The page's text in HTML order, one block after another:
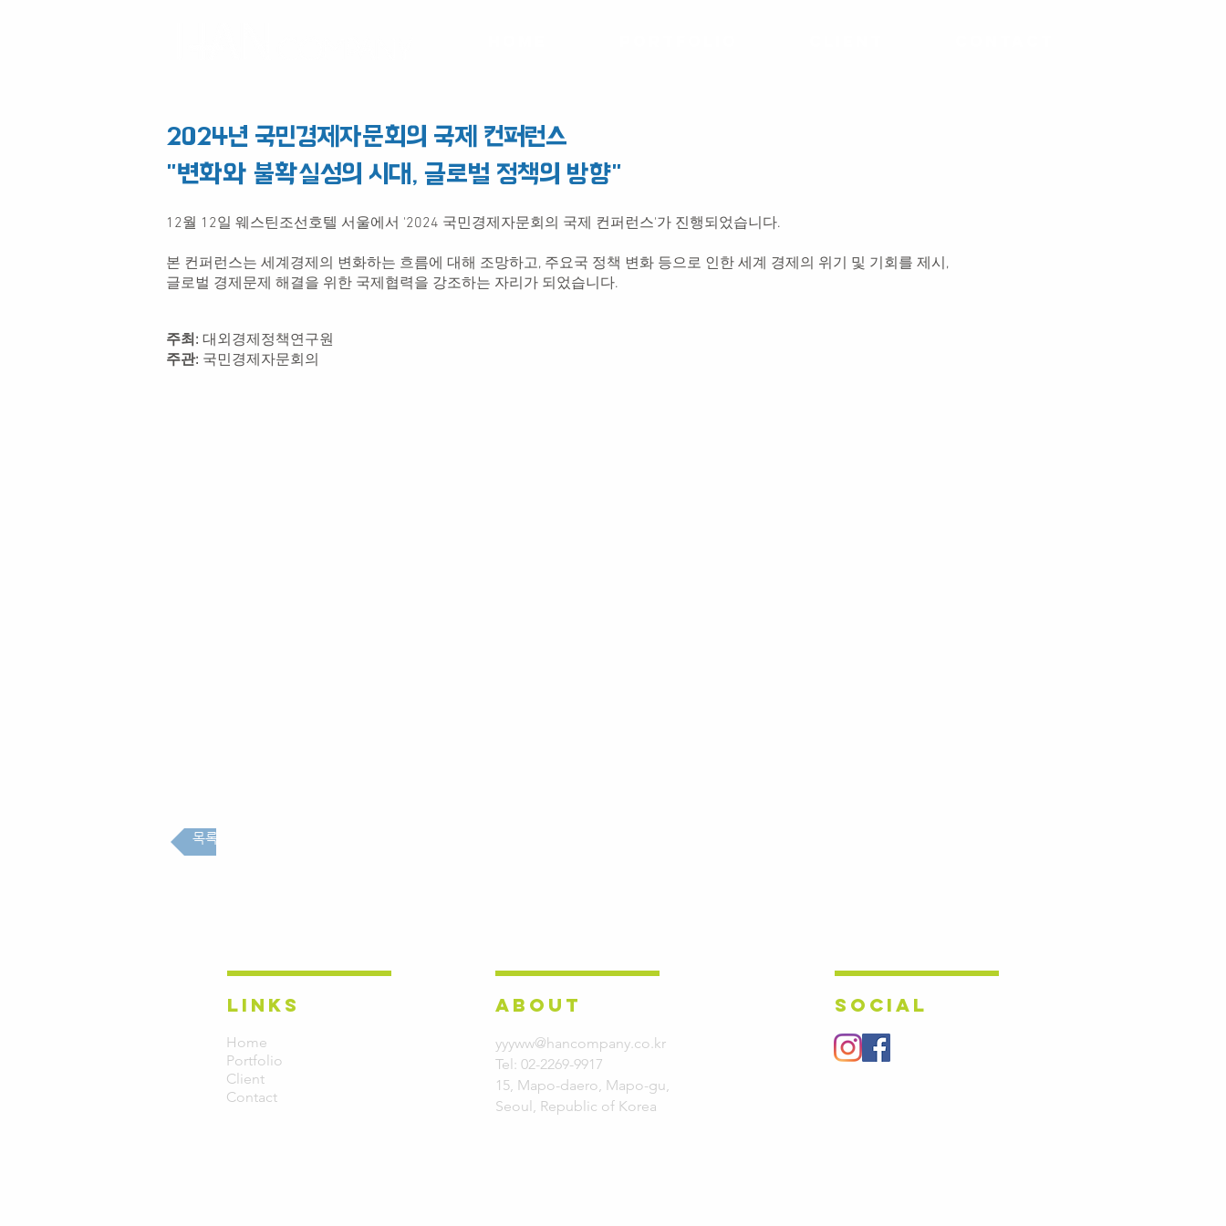
2024년 국민경제자문회의 국제 컨퍼런스
​"변화와 불확실성의 시대, 글로벌 정책의 방향"
12월 12일 웨스틴조선호텔 서울에서 '2024 국민경제자문회의 국제 컨퍼런스'가 진행되었습니다.
본 컨퍼런스는 세계경제의 변화하는 흐름에 대해 조망하고, 주요국 정책 변화 등으로 인한 세계 경제의 위기 및 기회를 제시,
​글로벌 경제문제 해결을 위한 국제협력을 강조하는 자리가 되었습니다.
주최: 대외경제정책연구원
주관: 국민경제자문회의​
목록
LINKS
Home
Portfolio
Client
Contact
ABOUT
yyyww@hancompany.co.kr
Tel: 02-2269-9917
15, Mapo-daero, Mapo-gu,
Seoul, Republic of Korea
SOCIAL